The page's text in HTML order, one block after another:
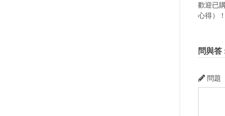
歡迎已
心得）！
問與答
問題